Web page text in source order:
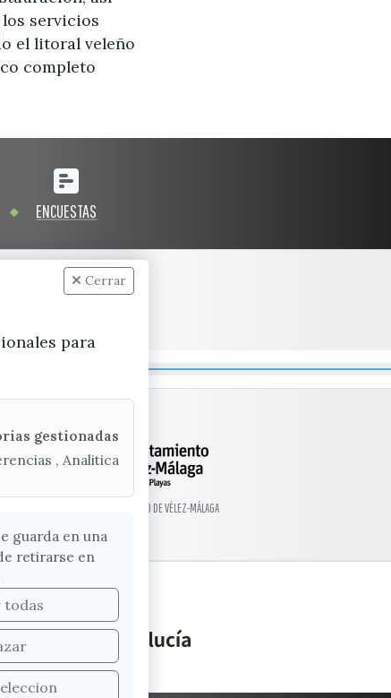
servicios
el litoral veleño
completo
ENCUESTAS
© EXCMO. AYUNTAMIENTO DE VÉLEZ-MÁLAGA
Cerrar
para
gestionadas
, Analitica
guarda en una
retirarse en
todas